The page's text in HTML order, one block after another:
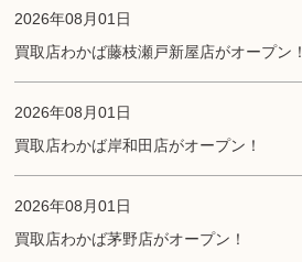
2026年08月01日
買取店わかば藤枝瀬戸新屋店がオープン！
2026年08月01日
買取店わかば岸和田店がオープン！
2026年08月01日
買取店わかば茅野店がオープン！